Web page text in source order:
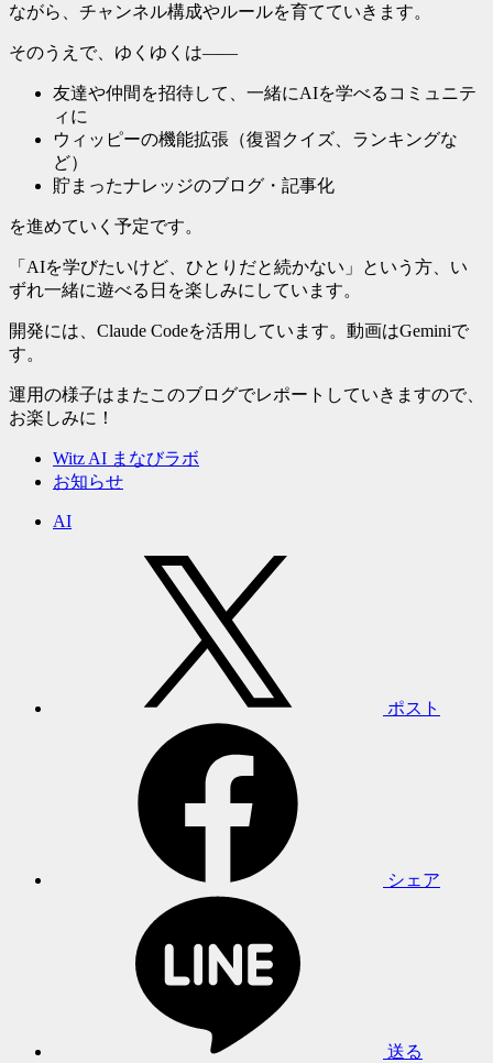
ながら、チャンネル構成やルールを育てていきます。
そのうえで、ゆくゆくは——
友達や仲間を招待して、一緒にAIを学べるコミュニテ
ィに
ウィッピーの機能拡張（復習クイズ、ランキングな
ど）
貯まったナレッジのブログ・記事化
を進めていく予定です。
「AIを学びたいけど、ひとりだと続かない」という方、い
ずれ一緒に遊べる日を楽しみにしています。
開発には、Claude Codeを活用しています。動画はGeminiで
す。
運用の様子はまたこのブログでレポートしていきますので、
お楽しみに！
Witz AI まなびラボ
お知らせ
AI
ポスト
シェア
送る